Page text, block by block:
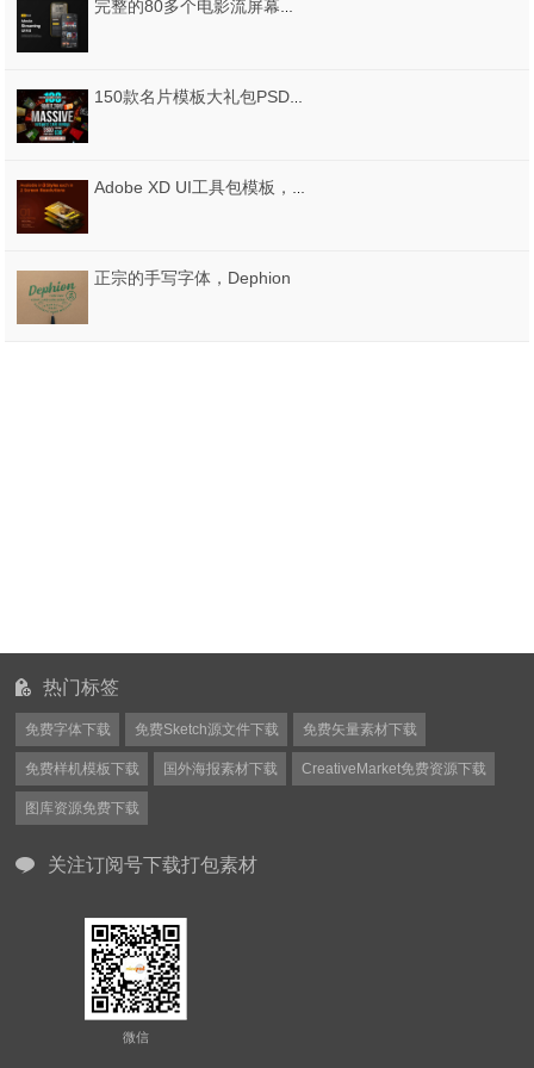
正宗的手写字体，Dephion
热门标签
免费字体下载 免费Sketch源文件下载 免费矢量素材下载
免费样机模板下载 国外海报素材下载 CreativeMarket免费资源下载
图库资源免费下载
关注订阅号下载打包素材
微信